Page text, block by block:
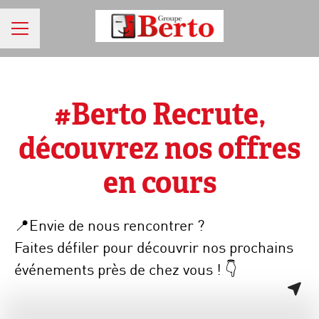
MENU CARRIÈRE
#Berto Recrute,
découvrez nos offres
en cours
📍Envie de nous rencontrer ?
Faites défiler pour découvrir nos prochains
événements près de chez vous ! 👇